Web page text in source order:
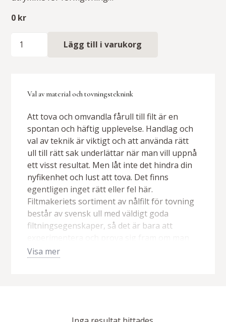
0 kr
mängd
Lägg till i varukorg
Val av material och tovningsteknink
Att tova och omvandla fårull till filt är en
spontan och häftig upplevelse. Handlag och
val av teknik är viktigt och att använda rätt
ull till rätt sak underlättar när man vill uppnå
ett visst resultat. Men låt inte det hindra din
nyfikenhet och lust att tova. Det finns
egentligen inget rätt eller fel här.
Filtmakeriets sortiment av nålfilt för tovning
består av svensk ull med väldigt goda
filtningsegenskaper, så det är bara att
är lite osäker! Nålfilt kan kombineras med
Visa mer